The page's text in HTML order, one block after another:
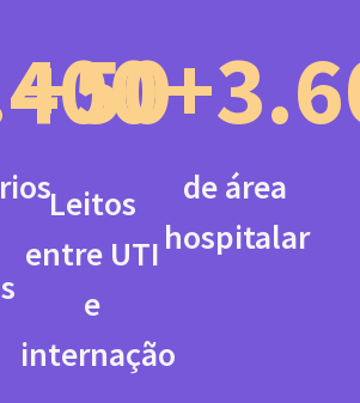
+50
Leitos
entre UTI
e
internação
de área
hospitalar